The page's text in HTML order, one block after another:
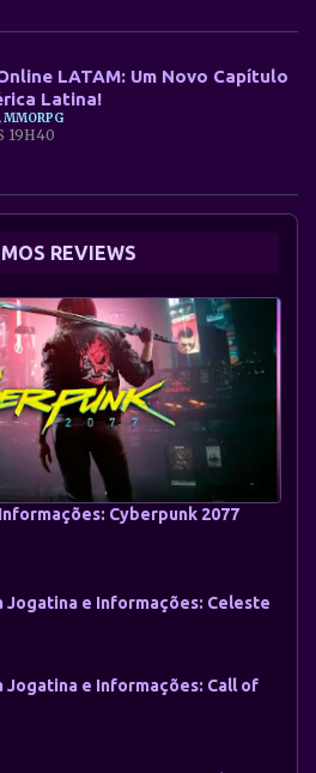
LATAM: Um Novo Capítulo
Latina!
MMORPG
19H40
REVIEWS
Cyberpunk 2077
Jogatina e Informações: Celeste
Jogatina e Informações: Call of